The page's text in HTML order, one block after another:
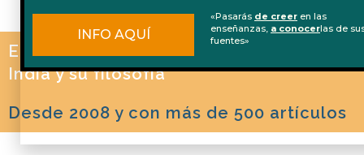
El blog de Naren Herrero sobre Yoga, la
India y su filosofía
Desde 2008 y con más de 500 artículos
INFO AQUÍ
«Pasarás de creer en las
enseñanzas, a conocerlas de
fuentes»